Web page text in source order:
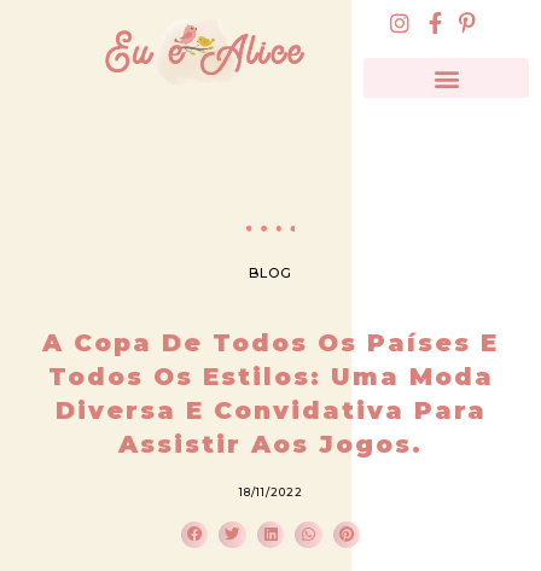
BLOG
A Copa De Todos Os Países E
Todos Os Estilos: Uma Moda
Diversa E Convidativa Para
Assistir Aos Jogos.
18/11/2022